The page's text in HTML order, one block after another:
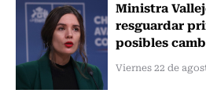
Ministra
resguardar
posibles
Viernes 22 de